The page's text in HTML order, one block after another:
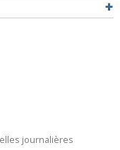
journalières